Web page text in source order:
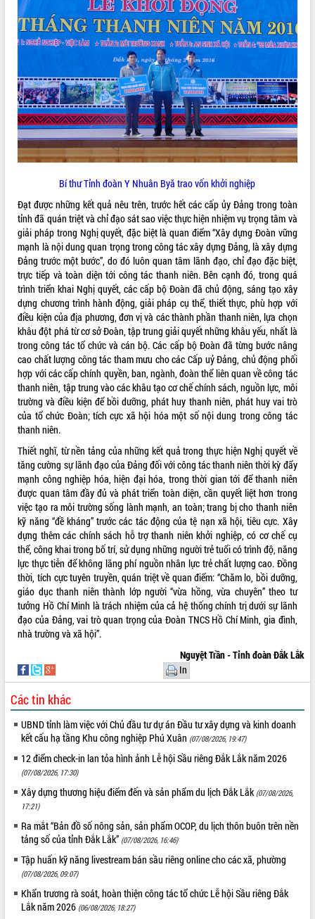
Bí thư Tỉnh đoàn Y Nhuân Byă trao vốn khởi nghiệp
Đạt được những kết quả nêu trên, trước hết các cấp ủy Đảng trong toàn
tỉnh đã quán triệt và chỉ đạo sát sao việc thực hiện nhiệm vụ trọng tâm và
giải pháp trong Nghị quyết, đặc biệt là quan điểm “Xây dựng Đoàn vững
mạnh là nội dung quan trọng trong công tác xây dựng Đảng, là xây dựng
Đảng trước một bước”, do đó luôn quan tâm lãnh đạo, chỉ đạo đặc biệt,
trực tiếp và toàn diện tới công tác thanh niên. Bên cạnh đó, trong quá
trình triển khai Nghị quyết, các cấp bộ Đoàn đã chủ động, sáng tạo xây
dựng chương trình hành động, giải pháp cụ thể, thiết thực, phù hợp với
điều kiện của địa phương, đơn vị và các thành phần thanh niên, lựa chọn
khâu đột phá từ cơ sở Đoàn, tập trung giải quyết những khâu yếu, nhất là
trong công tác tổ chức và cán bộ. Các cấp bộ Đoàn đã từng bước nâng
cao chất lượng công tác tham mưu cho các Cấp uỷ Đảng, chủ động phối
hợp với các cấp chính quyền, ban, ngành, đoàn thể liên quan về công tác
thanh niên, tập trung vào các khâu tạo cơ chế chính sách, nguồn lực, môi
trường và điều kiện để bồi dưỡng, phát huy thanh niên, phát huy vai trò
của tổ chức Đoàn; tích cực xã hội hóa một số nội dung trong công tác
thanh niên.
Thiết nghĩ, từ nền tảng của những kết quả trong thực hiện Nghị quyết về
tăng cường sự lãnh đạo của Đảng đối với công tác thanh niên thời kỳ đẩy
mạnh công nghiệp hóa, hiện đại hóa, trong thời gian tới để thanh niên
được quan tâm đầy đủ và phát triển toàn diện, cần quyết liệt hơn trong
việc tạo ra môi trường sống lành mạnh, an toàn; trang bị cho thanh niên
kỹ năng “đề kháng” trước các tác động của tệ nạn xã hội, tiêu cực. Xây
dựng thêm các chính sách hỗ trợ thanh niên khởi nghiệp, có cơ chế cụ
thể, công khai trong bố trí, sử dụng những người trẻ tuổi có trình độ, năng
lực thực tiễn để không lãng phí nguồn nhân lực trẻ chất lượng cao. Đồng
thời, tích cực tuyên truyền, quán triệt về quan điểm: “Chăm lo, bồi dưỡng,
giáo dục thanh niên thành lớp người “vừa hồng, vừa chuyên” theo tư
tưởng Hồ Chí Minh là trách nhiệm của cả hệ thống chính trị dưới sự lãnh
đạo của Đảng, vai trò quan trọng của Đoàn TNCS Hồ Chí Minh, gia đình,
nhà trường và xã hội”.
Nguyệt Trần - Tỉnh đoàn Đắk Lắk
In
Các tin khác
UBND tỉnh làm việc với Chủ đầu tư dự án Đầu tư xây dựng và kinh doanh
kết cấu hạ tầng Khu công nghiệp Phú Xuân (07/08/2026, 19:47)
12 điểm check-in lan tỏa hình ảnh Lễ hội Sầu riêng Đắk Lắk năm 2026
(07/08/2026, 17:30)
Xây dựng thương hiệu điểm đến và sản phẩm du lịch Đắk Lắk (07/08/2026,
17:21)
Ra mắt “Bản đồ số nông sản, sản phẩm OCOP, du lịch thôn buôn trên nền
tảng số của tỉnh Đắk Lắk” (07/08/2026, 16:46)
Tập huấn kỹ năng livestream bán sầu riêng online cho các xã, phường
(07/08/2026, 09:07)
Khẩn trương rà soát, hoàn thiện công tác tổ chức Lễ hội Sầu riêng Đắk
Lắk năm 2026 (06/08/2026, 18:27)